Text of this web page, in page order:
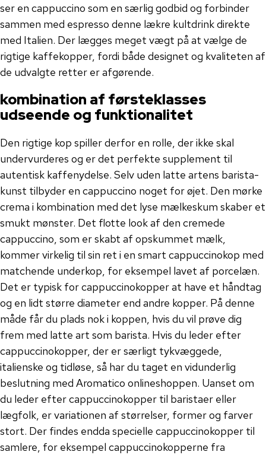
ser en cappuccino som en særlig godbid og forbinder
sammen med espresso denne lækre kultdrink direkte
med Italien. Der lægges meget vægt på at vælge de
rigtige kaffekopper, fordi både designet og kvaliteten af
​​de udvalgte retter er afgørende.
kombination af førsteklasses
udseende og funktionalitet
Den rigtige kop spiller derfor en rolle, der ikke skal
undervurderes og er det perfekte supplement til
autentisk kaffenydelse. Selv uden latte artens barista-
kunst tilbyder en cappuccino noget for øjet. Den mørke
crema i kombination med det lyse mælkeskum skaber et
smukt mønster. Det flotte look af den cremede
cappuccino, som er skabt af opskummet mælk,
kommer virkelig til sin ret i en smart cappuccinokop med
matchende underkop, for eksempel lavet af porcelæn.
Det er typisk for cappuccinokopper at have et håndtag
og en lidt større diameter end andre kopper. På denne
måde får du plads nok i koppen, hvis du vil prøve dig
frem med latte art som barista. Hvis du leder efter
cappuccinokopper, der er særligt tykvæggede,
italienske og tidløse, så har du taget en vidunderlig
beslutning med Aromatico onlineshoppen. Uanset om
du leder efter cappuccinokopper til baristaer eller
lægfolk, er variationen af ​​størrelser, former og farver
stort. Der findes endda specielle cappuccinokopper til
samlere, for eksempel cappuccinokopperne fra